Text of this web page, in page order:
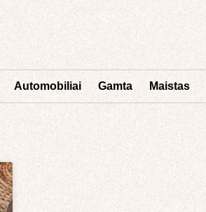
Automobiliai Gamta Maistas